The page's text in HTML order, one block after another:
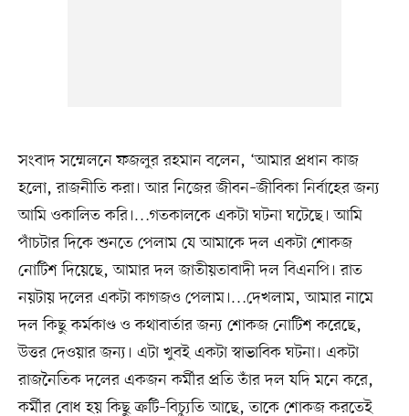
সংবাদ সম্মেলনে ফজলুর রহমান বলেন, ‘আমার প্রধান কাজ
হলো, রাজনীতি করা। আর নিজের জীবন–জীবিকা নির্বাহের জন্য
আমি ওকালিত করি।…গতকালকে একটা ঘটনা ঘটেছে। আমি
পাঁচটার দিকে শুনতে পেলাম যে আমাকে দল একটা শোকজ
নোটিশ দিয়েছে, আমার দল জাতীয়তাবাদী দল বিএনপি। রাত
নয়টায় দলের একটা কাগজও পেলাম।…দেখলাম, আমার নামে
দল কিছু কর্মকাণ্ড ও কথাবার্তার জন্য শোকজ নোটিশ করেছে,
উত্তর দেওয়ার জন্য। এটা খুবই একটা স্বাভাবিক ঘটনা। একটা
রাজনৈতিক দলের একজন কর্মীর প্রতি তাঁর দল যদি মনে করে,
কর্মীর বোধ হয় কিছু ক্রটি–বিচ্যুতি আছে, তাকে শোকজ করতেই